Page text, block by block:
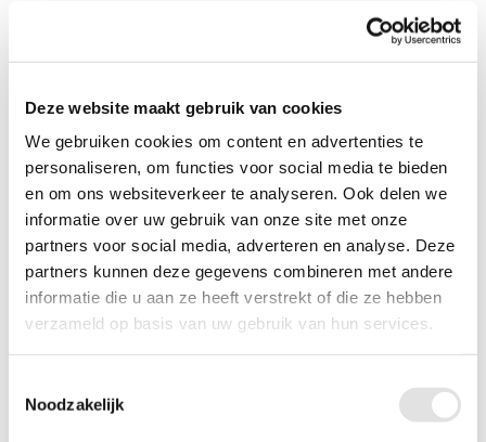
Deze website maakt gebruik van cookies
We gebruiken cookies om content en advertenties te
personaliseren, om functies voor social media te bieden
en om ons websiteverkeer te analyseren. Ook delen we
informatie over uw gebruik van onze site met onze
partners voor social media, adverteren en analyse. Deze
partners kunnen deze gegevens combineren met andere
informatie die u aan ze heeft verstrekt of die ze hebben
verzameld op basis van uw gebruik van hun services.
Noodzakelijk
Zwanger en kind
Borstvoeding
Borstkolven
Borstvoeding accessoires
Bijvoeding
Voedingskussens